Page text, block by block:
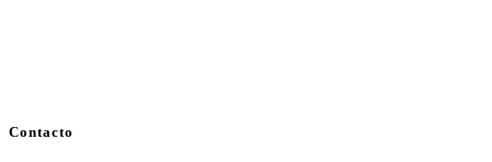
Contacto